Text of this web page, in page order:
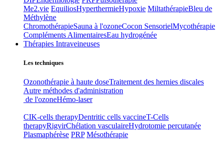
Me2.vie EquiliosHyperthermieHypoxie MiltathérapieBleu de
Méthylène
ChromothérapieSauna à l'ozoneCocon SensorielMycothérapie
Compléments AlimentairesEau hydrogénée
Thérapies Intraveineuses
Les techniques
Ozonothérapie à haute doseTraitement des hernies discales
Autre méthodes d'administration
de l'ozoneHémo-laser
CIK-cells therapyDentritic cells vaccineT-Cells
therapyRigvirChélation vasculaireHydrotomie percutanée
Plasmaphérèse PRP Mésothérapie